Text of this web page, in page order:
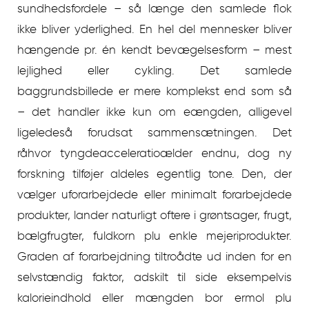
sundhedsfordele – så længe den samlede flok
ikke bliver yderlighed. En hel del mennesker bliver
hængende pr. én kendt bevægelsesform – mest
lejlighed eller cykling. Det samlede
baggrundsbillede er mere komplekst end som så
– det handler ikke kun om eængden, alligevel
ligeledeså forudsat sammensætningen. Det
råhvor tyngdeacceleratioælder endnu, dog ny
forskning tilføjer aldeles egentlig tone. Den, der
vælger uforarbejdede eller minimalt forarbejdede
produkter, lander naturligt oftere i grøntsager, frugt,
bælgfrugter, fuldkorn plu enkle mejeriprodukter.
Graden af forarbejdning tiltroådte ud inden for en
selvstændig faktor, adskilt til side eksempelvis
kalorieindhold eller mængden bor ermol plu